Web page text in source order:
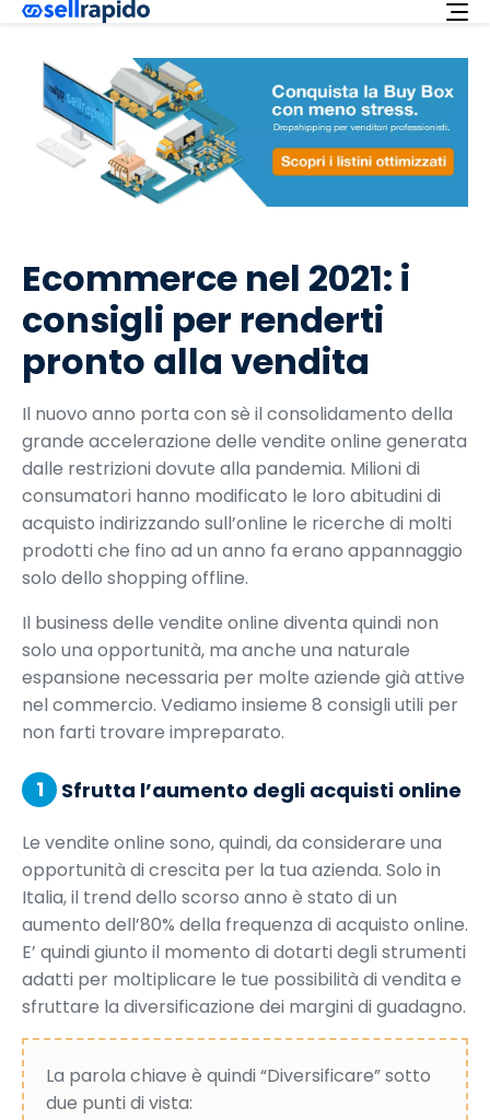
Servizi
Integrazioni
Richiedi ora
Supporto
Login
Ecommerce nel 2021: i
consigli per renderti
pronto alla vendita
Il nuovo anno porta con sè il consolidamento della
grande accelerazione delle vendite online generata
dalle restrizioni dovute alla pandemia. Milioni di
consumatori hanno modificato le loro abitudini di
acquisto indirizzando sull’online le ricerche di molti
prodotti che fino ad un anno fa erano appannaggio
solo dello shopping offline.
Il business delle vendite online diventa quindi non
solo una opportunità, ma anche una naturale
espansione necessaria per molte aziende già attive
nel commercio. Vediamo insieme 8 consigli utili per
non farti trovare impreparato.
1 Sfrutta l’aumento degli acquisti online
Le vendite online sono, quindi, da considerare una
opportunità di crescita per la tua azienda. Solo in
Italia, il trend dello scorso anno è stato di un
aumento dell’80% della frequenza di acquisto online.
E’ quindi giunto il momento di dotarti degli strumenti
adatti per moltiplicare le tue possibilità di vendita e
sfruttare la diversificazione dei margini di guadagno.
La parola chiave è quindi “Diversificare” sotto
due punti di vista: